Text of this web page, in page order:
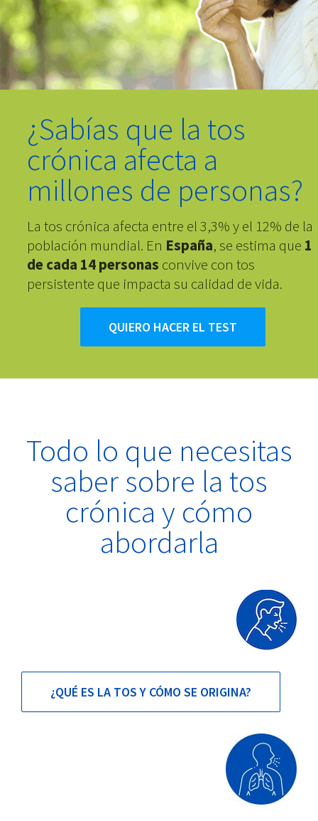
¿Sabías que la tos
crónica afecta a
millones de personas?
La tos crónica afecta entre el 3,3% y el 12% de la
población mundial. En España, se estima que 1
de cada 14 personas convive con tos
persistente que impacta su calidad de vida.
QUIERO HACER EL TEST
Todo lo que necesitas
saber sobre la tos
crónica y cómo
abordarla
¿QUÉ ES LA TOS Y CÓMO SE ORIGINA?